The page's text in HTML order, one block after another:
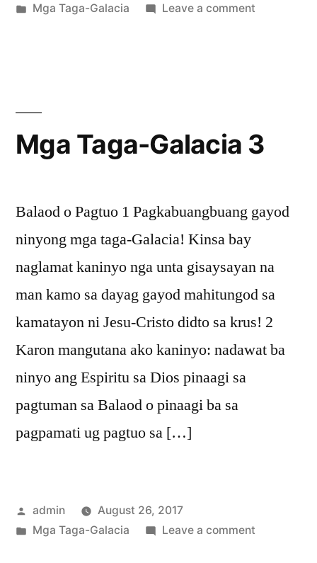
by
Posted
Mga Taga-Galacia Leave a commenton
Mga Taga-Galacia 3
Balaod o Pagtuo 1 Pagkabuangbuang gayod
ninyong mga taga-Galacia! Kinsa bay
naglamat kaninyo nga unta gisaysayan na
man kamo sa dayag gayod mahitungod sa
kamatayon ni Jesu-Cristo didto sa krus! 2
Karon mangutana ako kaninyo: nadawat ba
ninyo ang Espiritu sa Dios pinaagi sa
pagtuman sa Balaod o pinaagi ba sa
pagpamati ug pagtuo sa […]
Posted
by
admin
August 26, 2017
Posted
Mga Taga-Galacia Leave a commenton